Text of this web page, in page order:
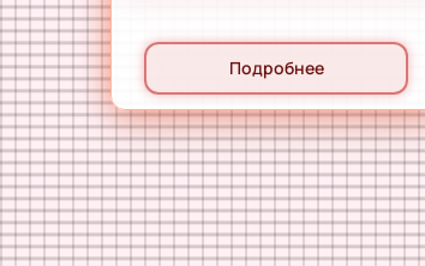
Подробнее